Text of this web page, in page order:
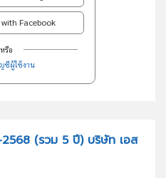
Facebook
หรือ
ชีผู้ใช้งาน
(รวม 5 ปี) บริษัท เอส